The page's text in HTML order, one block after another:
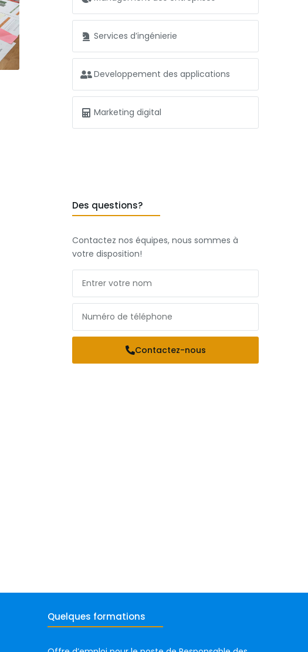
Services d’ingénierie
Developpement des applications
Marketing digital
Des questions?
Contactez nos équipes, nous sommes à
votre disposition!
Contactez-nous
Quelques formations